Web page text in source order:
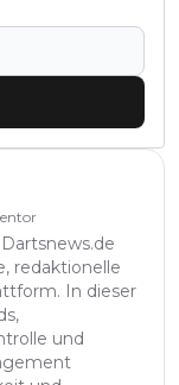
redaktionelle
In dieser
und